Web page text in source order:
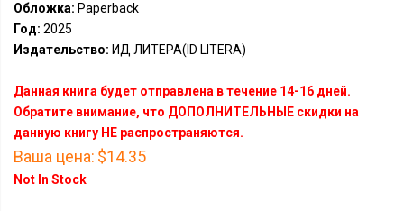
Обложка: Paperback
Год: 2025
Издательство: ИД ЛИТЕРА(ID LITERA)
Данная книга будет отправлена в течение 14-16 дней.
Обратите внимание, что ДОПОЛНИТЕЛЬНЫЕ скидки на
данную книгу НЕ распространяются.
Ваша цена: $14.35
Not In Stock